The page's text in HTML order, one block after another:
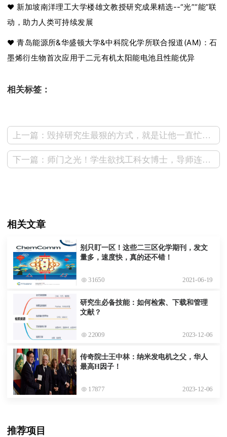
❤ 新加坡南洋理工大学楼雄文教授研究成果精选--“光”“能”联
动，助力人类可持续发展
❤ 青岛能源所&华盛顿大学&中科院化学所联合报道(AM)：石
墨烯衍生物首次应用于二元有机太阳能电池且性能优异
相关标签：
上一篇：毁掉研究生最狠的方式，就是让他一直忙到怀疑人生！
下一篇：师门之光！学生欲找工科女博士，导师连夜开会给出灵魂建议
相关文章
别只盯一区！这些二三区化学期刊，发文
量多，速度快，真的还不错！
31650 2021-06-19
研究生必备技能：如何检索、下载和管理
文献？
22009 2023-12-06
传奇院士王中林：纳米发电机之父，华人
最高H因子！
17877 2023-12-06
推荐项目